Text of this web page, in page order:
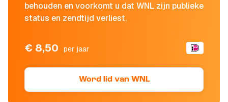
behouden en voorkomt u dat WNL zijn publieke
status en zendtijd verliest.
€ 8,50 per jaar
Word lid van WNL